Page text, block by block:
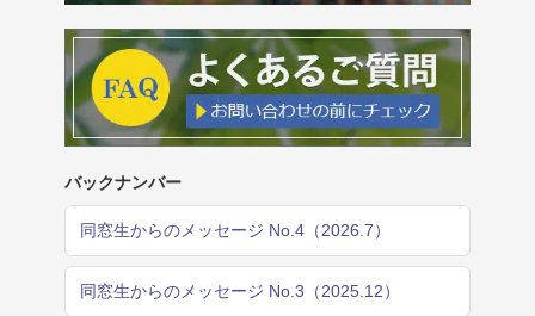
バックナンバー
同窓生からのメッセージ No.4（2026.7）
同窓生からのメッセージ No.3（2025.12）